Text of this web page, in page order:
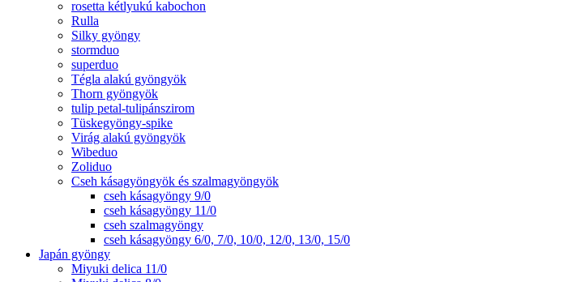
rosetta kétlyukú kabochon
Rulla
Silky gyöngy
stormduo
superduo
Tégla alakú gyöngyök
Thorn gyöngyök
tulip petal-tulipánszirom
Tüskegyöngy-spike
Virág alakú gyöngyök
Wibeduo
Zoliduo
Cseh kásagyöngyök és szalmagyöngyök
cseh kásagyöngy 9/0
cseh kásagyöngy 11/0
cseh szalmagyöngy
cseh kásagyöngy 6/0, 7/0, 10/0, 12/0, 13/0, 15/0
Japán gyöngy
Miyuki delica 11/0